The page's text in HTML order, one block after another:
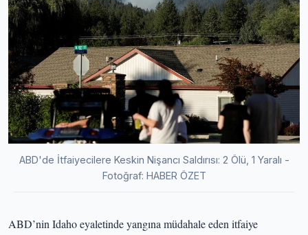
ABD'de İtfaiyecilere Keskin Nişancı Saldırısı: 2 Ölü, 1 Yaralı -
Fotoğraf: HABER ÖZET
ABD’nin Idaho eyaletinde yangına müdahale eden itfaiye